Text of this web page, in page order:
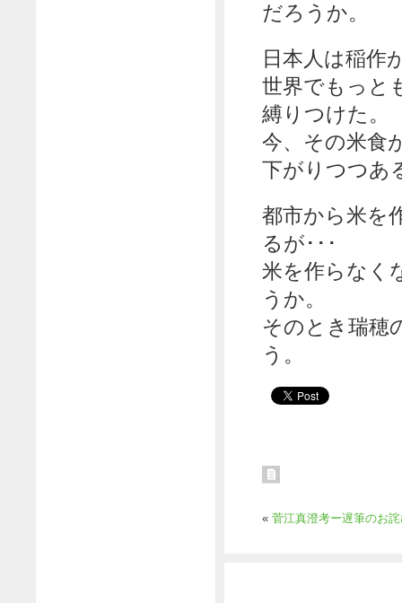
だろうか。
日本人は稲作
世界でもっと
縛りつけた。
今、その米食
下がりつつあ
都市から米を
るが･･･
米を作らなく
うか。
そのとき瑞穂
う。
«菅江真澄考ー遅筆のお